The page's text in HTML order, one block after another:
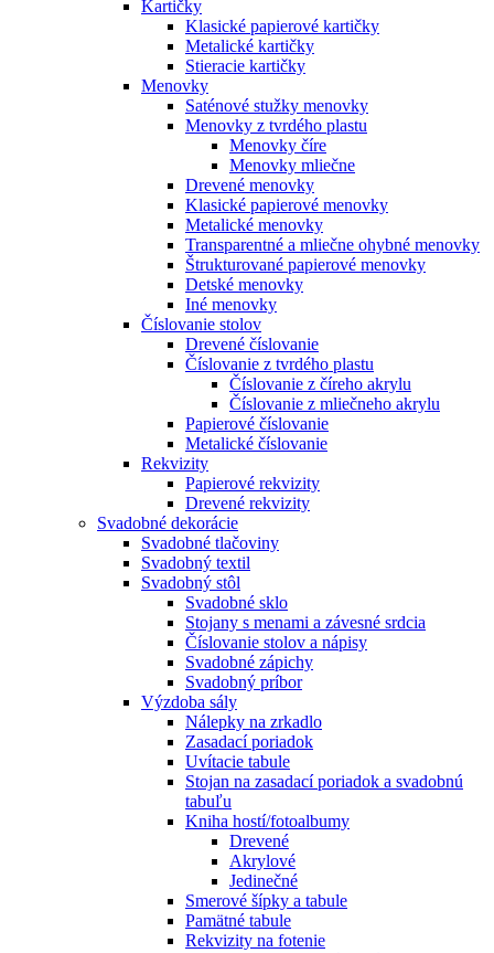
Kartičky
Klasické papierové kartičky
Metalické kartičky
Stieracie kartičky
Menovky
Saténové stužky menovky
Menovky z tvrdého plastu
Menovky číre
Menovky mliečne
Drevené menovky
Klasické papierové menovky
Metalické menovky
Transparentné a mliečne ohybné menovky
Štrukturované papierové menovky
Detské menovky
Iné menovky
Číslovanie stolov
Drevené číslovanie
Číslovanie z tvrdého plastu
Číslovanie z číreho akrylu
Číslovanie z mliečneho akrylu
Papierové číslovanie
Metalické číslovanie
Rekvizity
Papierové rekvizity
Drevené rekvizity
Svadobné dekorácie
Svadobné tlačoviny
Svadobný textil
Svadobný stôl
Svadobné sklo
Stojany s menami a závesné srdcia
Číslovanie stolov a nápisy
Svadobné zápichy
Svadobný príbor
Výzdoba sály
Nálepky na zrkadlo
Zasadací poriadok
Uvítacie tabule
Stojan na zasadací poriadok a svadobnú
tabuľu
Kniha hostí/fotoalbumy
Drevené
Akrylové
Jedinečné
Smerové šípky a tabule
Pamätné tabule
Rekvizity na fotenie